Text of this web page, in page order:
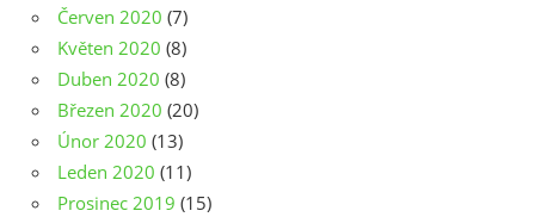
Červen 2020 (7)
Květen 2020 (8)
Duben 2020 (8)
Březen 2020 (20)
Únor 2020 (13)
Leden 2020 (11)
Prosinec 2019 (15)